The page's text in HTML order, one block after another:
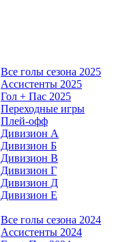
Все голы сезона 2025
Ассистенты 2025
Гол + Пас 2025
Переходные игры
Плей-офф
Дивизион A
Дивизион Б
Дивизион В
Дивизион Г
Дивизион Д
Дивизион Е
Все голы сезона 2024
Ассистенты 2024